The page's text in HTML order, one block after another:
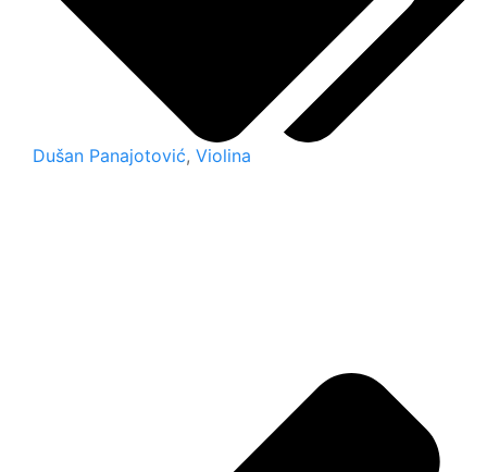
Dušan Panajotović, Violina